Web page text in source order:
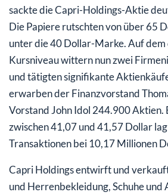
sackte die Capri-Holdings-Aktie
Die Papiere rutschten von über 65
unter die 40 Dollar-Marke. Auf
Kursniveau wittern nun zwei
und tätigten signifikante
erwarben der Finanzvorstand
Vorstand John Idol 244.900 Aktien.
zwischen 41,07 und 41,57 Dollar
Transaktionen bei 10,17 Millionen
Capri Holdings entwirft und
und Herrenbekleidung, Schuhe und